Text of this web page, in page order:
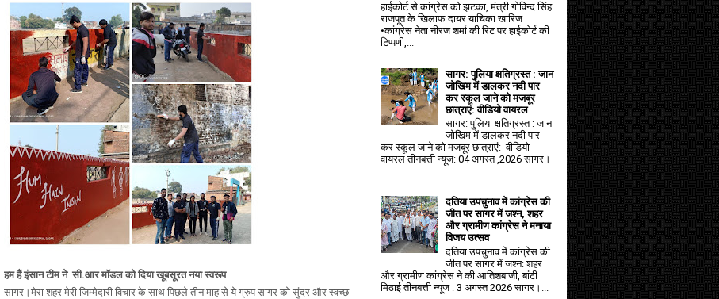
हम हैं इंसान टीम ने सी.आर मॉडल को दिया खूबसूरत नया स्वरूप
सागर।मेरा शहर मेरी जिम्मेदारी विचार के साथ पिछले तीन माह से ये ग्रुप सागर को सुंदर और स्वच्छ
हाईकोर्ट से कांग्रेस को झटका, मंत्री गोविन्द सिंह
राजपूत के खिलाफ दायर याचिका खारिज
•कांग्रेस नेता नीरज शर्मा की रिट पर हाईकोर्ट की
टिप्पणी,...
सागर: पुलिया क्षतिग्रस्त : जान
जोखिम में डालकर नदी पार
कर स्कूल जाने को मजबूर
छात्राएं: वीडियो वायरल
सागर: पुलिया क्षतिग्रस्त : जान
जोखिम में डालकर नदी पार
कर स्कूल जाने को मजबूर छात्राएं: वीडियो
वायरल तीनबत्ती न्यूज: 04 अगस्त ,2026 सागर।
...
दतिया उपचुनाव में कांग्रेस की
जीत पर सागर में जश्न, शहर
और ग्रामीण कांग्रेस ने मनाया
विजय उत्सव
दतिया उपचुनाव में कांग्रेस की
जीत पर सागर में जश्न: शहर
और ग्रामीण कांग्रेस ने की आतिशबाजी, बांटी
मिठाई तीनबत्ती न्यूज : 3 अगस्त 2026 सागर।...